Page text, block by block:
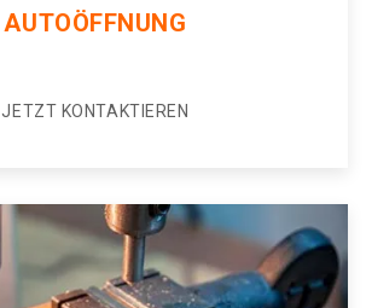
AUTOÖFFNUNG
JETZT KONTAKTIEREN